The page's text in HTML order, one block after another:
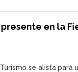
en la
se alista para